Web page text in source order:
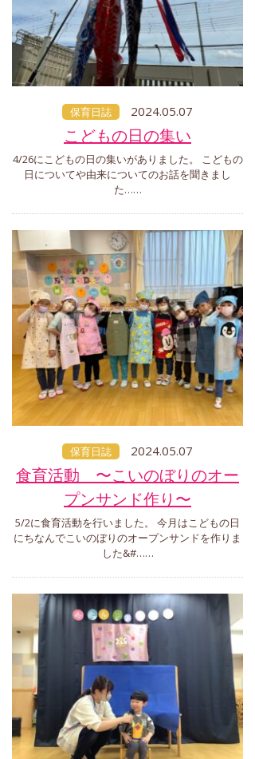
保育日誌 2024.05.07
こどもの日の集い
4/26にこどもの日の集いがありました。 こどもの
日についてや由来についてのお話を聞きまし
た……
保育日誌 2024.05.07
食育活動 〜こいのぼりのオー
プンサンド作り〜
5/2に食育活動を行いました。 今月はこどもの日
にちなんでこいのぼりのオープンサンドを作りま
した&#……